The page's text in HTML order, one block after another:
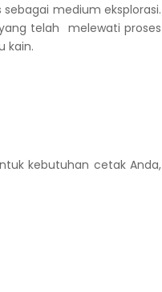
medium eksplorasi.
telah melewati proses
kain.
kebutuhan cetak Anda,